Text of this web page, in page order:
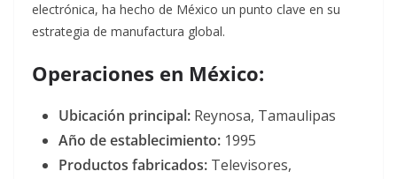
electrónica, ha hecho de México un punto clave en su
estrategia de manufactura global.
Operaciones en México:
Ubicación principal: Reynosa, Tamaulipas
Año de establecimiento: 1995
Productos fabricados: Televisores,